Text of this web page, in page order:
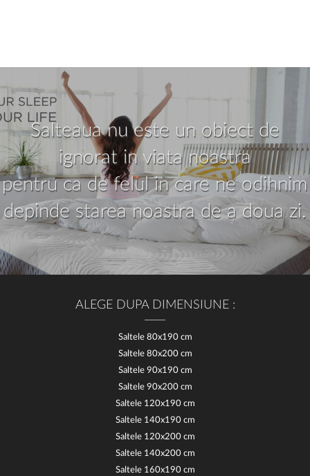
Salteaua nu este un obiect de
ignorat in viata noastra
pentru ca de felul in care ne odihnim
depinde starea noastra de a doua zi.
ALEGE DUPA DIMENSIUNE :
Saltele 80x190 cm
Saltele 80x200 cm
Saltele 90x190 cm
Saltele 90x200 cm
Saltele 120x190 cm
Saltele 140x190 cm
Saltele 120x200 cm
Saltele 140x200 cm
Saltele 160x190 cm